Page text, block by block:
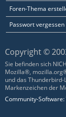
Foren-Thema
Passwort
Copyright ©
Sie befinden sich
Mozilla®,
und das
Markenzeichen der
Community-Software: